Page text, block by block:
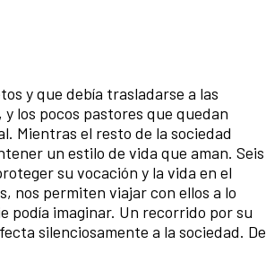
y que debía trasladarse a las
los pocos pastores que quedan
Mientras el resto de la sociedad
un estilo de vida que aman. Seis
su vocación y la vida en el
nos permiten viajar con ellos a lo
podía imaginar. Un recorrido por su
silenciosamente a la sociedad. De